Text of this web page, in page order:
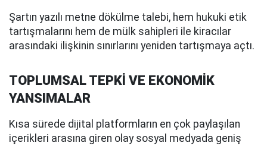
Şartın yazılı metne dökülme talebi, hem hukuki etik
tartışmalarını hem de mülk sahipleri ile kiracılar
arasındaki ilişkinin sınırlarını yeniden tartışmaya açtı.
TOPLUMSAL TEPKİ VE EKONOMİK
YANSIMALAR
Kısa sürede dijital platformların en çok paylaşılan
içerikleri arasına giren olay sosyal medyada geniş